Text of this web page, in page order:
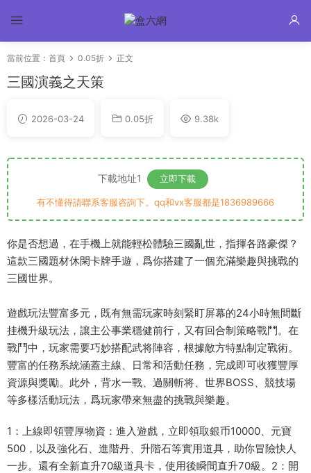
當前位置： 首頁 0.05折 正文
三國演義之天策
2026-03-24 0.05折 9.38k
下載地址1 立即下載
有不懂得請聯系客服咨詢下。qq和vx客服都是1836989666
你是否想過，在手機上就能輕松體驗三國亂世，指揮各路豪傑？
這款三國題材休閑卡牌手遊，爲你搭建了一個充滿樂趣與挑戰的
三國世界。​
遊戲玩法豐富多元，既有無需玩家時刻緊盯屏幕的24小時無間斷
挂機升級玩法，讓主公事業穩健前行，又有回合制策略戰鬥。在
戰鬥中，玩家需要巧妙搭配武将陣容，根據敵方特點制定戰術。
豐富的任務系統涵蓋主線、日常和活動任務，完成即可收獲豐厚
資源與獎勵。此外，背水一戰、過關斬将、世界BOSS、競技場
等多樣活動玩法，爲玩家帶來無盡的挑戰與樂趣。​
1：上線即領豐厚物資：進入遊戲，立即領取銀币10000、元寶
500，以及強化石、進階丹、升階石等實用道具，助你冒險快人
一步。還有全新直升70級道具卡，使用後瞬間直升70級。2：開